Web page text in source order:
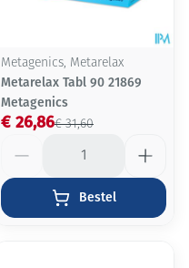
Metagenics, Metarelax
Metarelax Tabl 90 21869
Metagenics
€ 31,60
€ 26,86
Bestel